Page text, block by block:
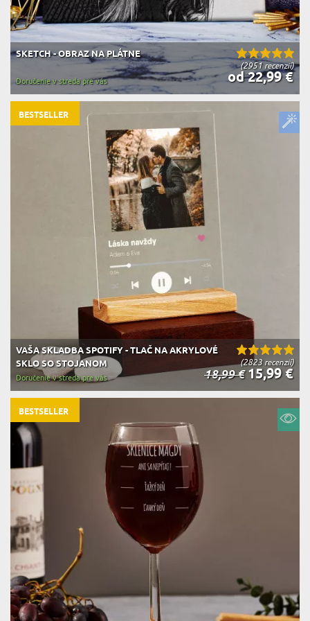
(2951 recenzií)
SKETCH - OBRAZ NA PLÁTNE
od 22,99 €
Doručenie v streda pre vás
(2823 recenzií)
VAŠA SKLADBA SPOTIFY - TLAČ NA AKRYLOVÉ
SKLO SO STOJANOM
18,99 €15,99 €
Doručenie v streda pre vás
BESTSELLER
BESTSELLER